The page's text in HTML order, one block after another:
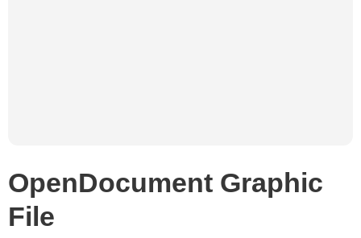
OpenDocument Graphic
File